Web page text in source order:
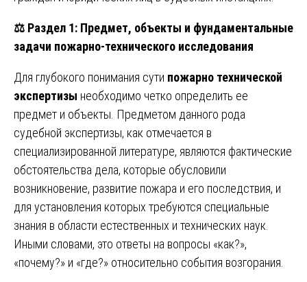
⚖️ Раздел 1: Предмет, объекты и фундаментальные
задачи пожарно-технического исследования
Для глубокого понимания сути пожарно технической
экспертизы необходимо четко определить ее
предмет и объекты. Предметом данного рода
судебной экспертизы, как отмечается в
специализированной литературе, являются фактические
обстоятельства дела, которые обусловили
возникновение, развитие пожара и его последствия, и
для установления которых требуются специальные
знания в области естественных и технических наук.
Иными словами, это ответы на вопросы «как?»,
«почему?» и «где?» относительно события возгорания.